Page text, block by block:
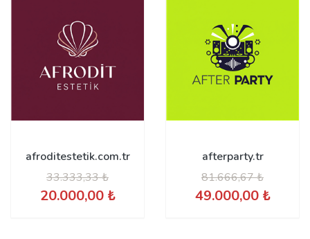
afroditestetik.com.tr
33.333,33 ₺
20.000,00 ₺
afterparty.tr
81.666,67 ₺
49.000,00 ₺